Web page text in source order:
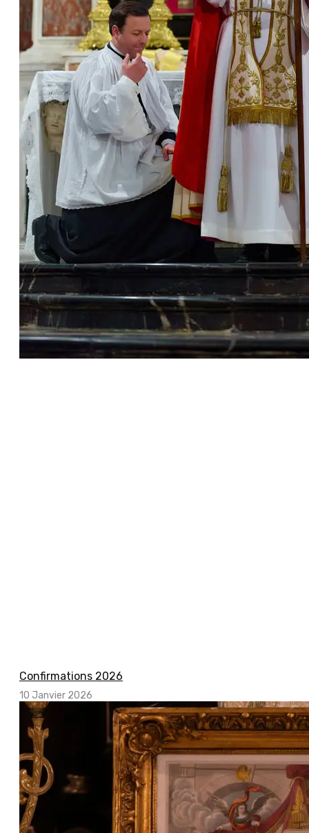
Confirmations 2026
10 Janvier 2026